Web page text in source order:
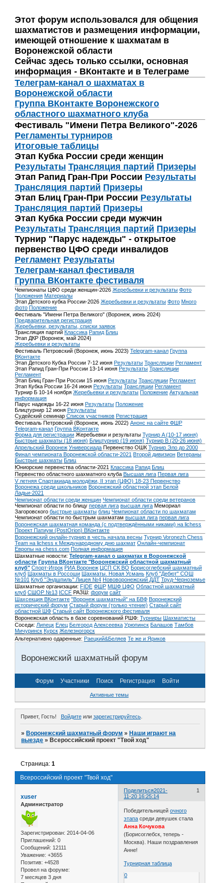
Этот форум использовался для общения
шахматистов и размещения информации,
имеющей отношение к шахматам в
Воронежской области
Сейчас здесь только ссылки, основная
информация - ВКонтакте и в Телеграме
Телеграм-канал о шахматах в
Воронежской области
Группа ВКонтакте Воронежского
областного шахматного клуба
Фестиваль "Имени Петра Великого"-2026
Регламенты турниров
Итоговые таблицы
Этап Кубка России среди женщин
Результаты Трансляция партий Призеры
Этап Рапид Гран-При России Результаты
Трансляция партий Призеры
Этап Блиц Гран-При России Результаты
Трансляция партий Призеры
Этап Кубка России среди мужчин
Результаты Трансляция партий Призеры
Турнир "Парус надежды" - открытое
первенство ЦФО среди инвалидов
Регламент Результаты
Телеграм-канал фестиваля
Группа ВКонтакте фестиваля
Чемпионаты ЦФО среди женщин-2026 Жеребьевки и результаты Фото
Положения Материалы
Этап Детского кубка России-2026 Жеребьевки и результаты Фото Много
фото Положение
Фестиваль "Имени Петра Великого" (Воронеж, июнь 2024)
Предварительная регистрация
Жеребьевки, результаты, списки заявок
Трансляция партий Классика Рапид Блиц
Этап ДКР (Воронеж, май 2024)
Жеребьевки и результаты
Фестиваль Петровский (Воронеж, июнь 2023) Telegram-канал Группа
ВКонтакте
Этап Детского Кубка России 7-12 июня Результаты Трансляции Регламент
Этап Рапид Гран-При России 13-14 июня Результаты Трансляции
Регламент
Этап Блиц Гран-При России 15 июня Результаты Трансляции Регламент
Этап Кубка России 16-24 июня Результаты Трансляции Регламент
Турнир Б 10-14 ноября Жеребьевки и результаты Положение Актуальная
информация
Парус надежды 16-22 июня Результаты Положение
Блицтурнир 12 июня Результаты
Судейский семинар Список участников Регистрация
Фестиваль Петровский (Воронеж, июнь 2022) Анонс на сайте ФШР
Telegram-канал Группа ВКонтакте
Форма для регистрации Жеребьевки и результаты Турнир A (10-17 июня)
Быстрые шахматы (18 июня) Блицтурнир (19 июня) Турнир B (20-26 июня)
Апрельский Воронеж Универсиада Первенство ОШК Турнир Эло до 2000
Финал чемпионата Воронежской области-2021 Второй дивизион Ветераны
Быстрые шахматы Блиц
Юниорские первенства области-2021 Классика Рапид Блиц
Первенство областного шахматного клуба Высшая лига Первая лига
V летняя Спартакиада молодёжи, II этап (ЦФО) 18-23 Первенство
Воронежа среди школьников Воронежский областной этап Белой
Ладьи-2021
Чемпионат области среди женщин Чемпионат области среди ветеранов
Чемпионат области по блицу первая лига высшая лига Мемориал
Загоровского быстрые шахматы блиц Чемпионат области по шахматам
Чемпионат области по быстрым шахматам высшая лига первая лига
Воронежская шахматная команда (с подтверждёнными никами) на lichess
Проект Патиум (PostOrion) ВКонтакте
Воронежский онлайн-турнир в честь начала весны Турнир Voronezh Chess
Team на lichess к Международному дню шахмат Онлайн-чемпионат
Европы на chess.com Полная информация
Шахматные новости: Telegram-канал о шахматах в Воронежской
области Группа ВКонтакте "Воронежский областной шахматный
клуб" Спорт-Игрок РИА Воронеж ЦСП СК ВО Борисоглебский шахматный
клуб Шахматы в Россоши Шахматы. Новая Усмань Клуб "Дебют" СОШ
№101 Клуб "Эндшпиль" Лицея №4 Нововоронежский ДДТ Труд-Черноземье
Шахматные организации: FIDE ФШР МШФ ЦФО Областной шахматный
клуб СШОР №13 ICCF РАЗШ: форум сайт
Шахсекция ВКонтакте "Воронеж шахматный" на БВФ Воронежский
исторический форум Cтарый форум (только чтение) Старый сайт
областной ШФ Старый сайт Воронежского фестиваля
Воронежская область в базе соревнований РШФ: Турниры Шахматисты
Соседи: Липецк Елец Белгород Алексеевка Урюпинск Балашов Тамбов
Мичуринск Курск Железногорск
Альтернативно одаренные: Раецкий&Беляев Те же и Яриков
Воронежский шахматный форум
Форум Участники Поиск Регистрация Войти
Активные темы
Привет, Гость! Войдитеили зарегистрируйтесь.
»Воронежский шахматный форум »Наши играют на
выезде »Всероссийский проект "Твой ход"
Всероссийский проект "Твой ход"
Страница:1
Поделиться 1
2021-
11-20 16:25:14
xuser
Администратор
Зарегистрирован: 2014-04-06
Приглашений: 0
Сообщений: 12111
Уважение: +3655
Позитив: +4528
Провел на форуме:
7 месяцев 3 дня
Победительницейочного
этапа среди девушек стала
Анна Кочукова
(Борисоглебск, теперь -
Москва). Наши поздравления
Анне!
Турнирная таблица
0